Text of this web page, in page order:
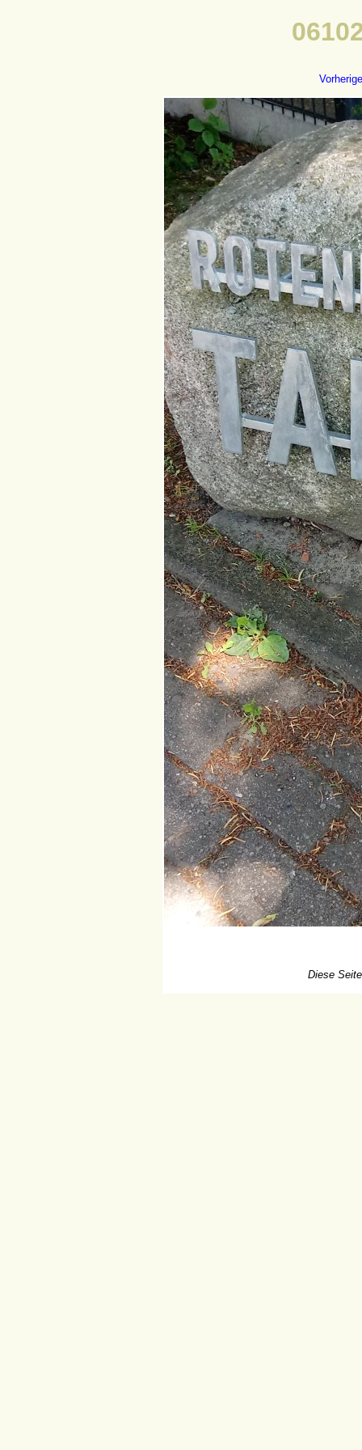
Vorherige
Diese